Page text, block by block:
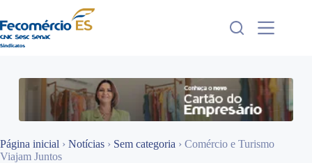
para
o
conteúdo
Página inicial › Notícias › Sem categoria › Comércio e Turismo
Viajam Juntos